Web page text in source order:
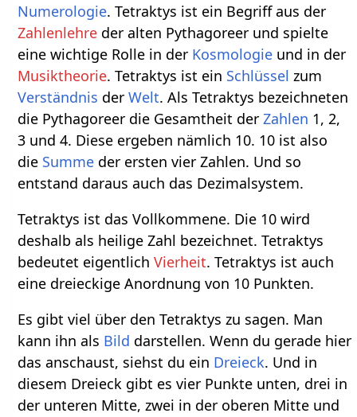
Numerologie. Tetraktys ist ein Begriff aus der
Zahlenlehre der alten Pythagoreer und spielte
eine wichtige Rolle in der Kosmologie und in der
Musiktheorie. Tetraktys ist ein Schlüssel zum
Verständnis derWelt. Als Tetraktys bezeichneten
die Pythagoreer die Gesamtheit derZahlen 1, 2,
3 und 4. Diese ergeben nämlich 10. 10 ist also
die Summe der ersten vier Zahlen. Und so
entstand daraus auch das Dezimalsystem.
Tetraktys ist das Vollkommene. Die 10 wird
deshalb als heilige Zahl bezeichnet. Tetraktys
bedeutet eigentlichVierheit. Tetraktys ist auch
eine dreieckige Anordnung von 10 Punkten.
Es gibt viel über den Tetraktys zu sagen. Man
kann ihn als Bild darstellen. Wenn du gerade hier
das anschaust, siehst du ein Dreieck. Und in
diesem Dreieck gibt es vier Punkte unten, drei in
der unteren Mitte, zwei in der oberen Mitte und